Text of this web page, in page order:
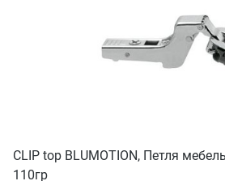
CLIP top BLUMOTION, Петля
110гр